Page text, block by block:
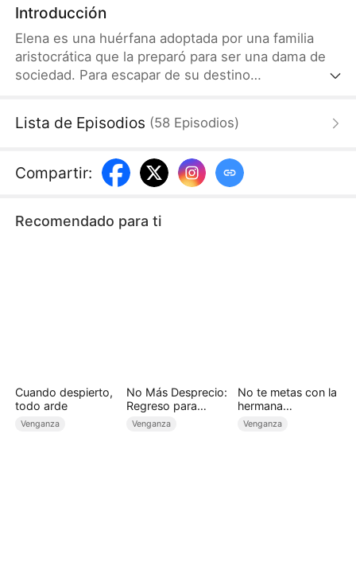
Introducción
Elena es una huérfana adoptada por una familia
aristocrática que la preparó para ser una dama de
sociedad. Para escapar de su destino
heredera perdida de una dinastía prominente para
adoptiva, controladora y abusiva, como contra su
familia biológica, fría e indiferente.
Lista de Episodios (58 Episodios)
Compartir:
Recomendado para ti
Cuando despierto,
todo arde
Venganza
No Más Desprecio:
Regreso para
Reinar (Doblado)
Venganza
No te metas con la
hermana
billonaria（Doblado
Venganza